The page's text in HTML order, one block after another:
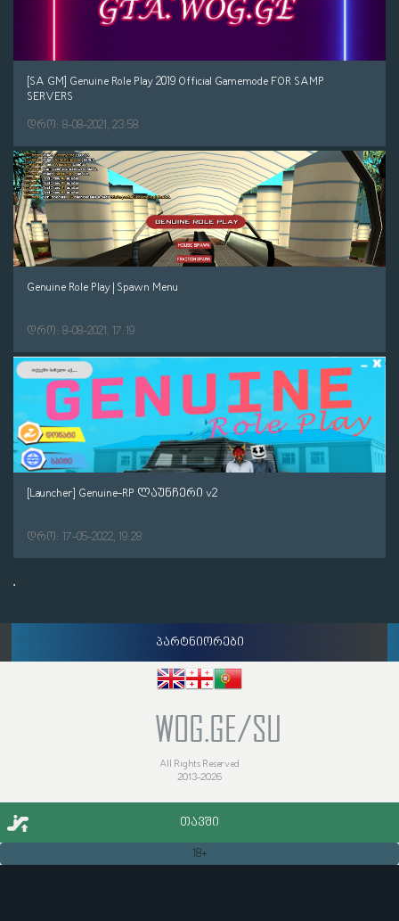
[SA GM] Genuine Role Play 2019 Official Gamemode FOR SAMP
SERVERS
დრო: 8-08-2021, 23:58
Genuine Role Play | Spawn Menu
დრო: 8-08-2021, 17:19
[Launcher] Genuine-RP ლაუნჩერი v2
დრო: 17-05-2022, 19:28
პარტნიორები
WOG.GE/SU
All Rights Reserved
2013-2026
ᲗᲐᲕᲨᲘ
18+